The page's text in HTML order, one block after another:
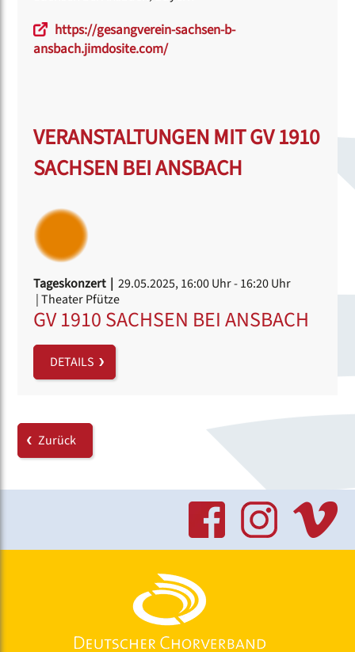
https://gesangverein-sachsen-b-
ansbach.jimdosite.com/
VERANSTALTUNGEN MIT GV 1910
SACHSEN BEI ANSBACH
Tageskonzert | 29.05.2025, 16:00 Uhr- 16:20 Uhr
| Theater Pfütze
GV 1910 SACHSEN BEI ANSBACH
DETAILS
Zurück